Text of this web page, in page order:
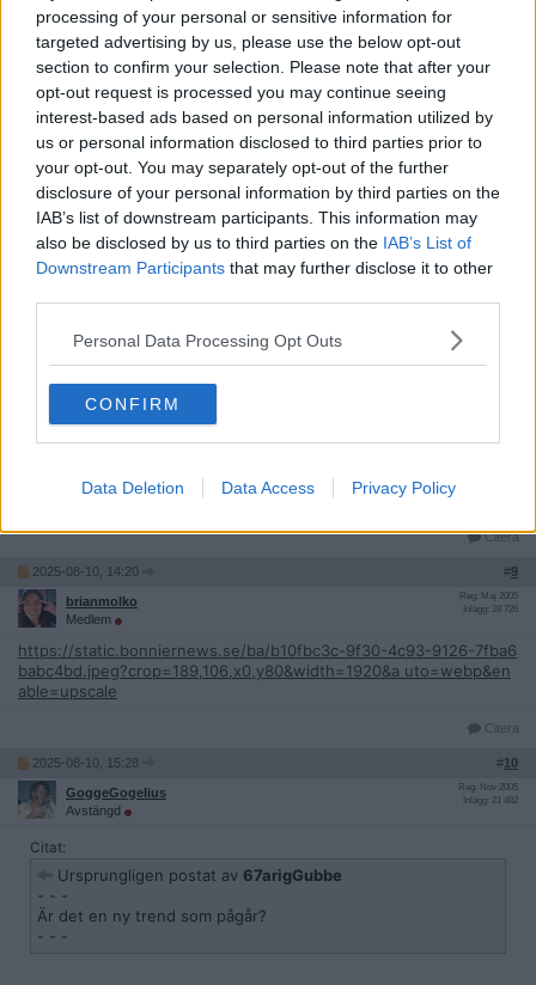
processing of your personal or sensitive information for
targeted advertising by us, please use the below opt-out
section to confirm your selection. Please note that after your
opt-out request is processed you may continue seeing
interest-based ads based on personal information utilized by
us or personal information disclosed to third parties prior to
your opt-out. You may separately opt-out of the further
disclosure of your personal information by third parties on the
IAB’s list of downstream participants. This information may
also be disclosed by us to third parties on the IAB’s List of
Downstream Participants that may further disclose it to other
Personal Data Processing Opt Outs
CONFIRM
Data Deletion Data Access Privacy Policy
Hehe, kanske en ny trend på g måtro?
Folk har väl länge gjort det men kanske har ebbat ut de senaste
20-30 åren för att börja om igen?
Eller är det en slags "protest" mot den ostoppbara invandringen?
2025-08-09, 21:18 #
Carl-Ann von s
Medlem
Inlägg: 13 710
Jaha en trend?! Då kanske jag ska ut och måla mustasch på stan!
jag var liten. Varför inte slå på större och muscha stora grejer nu!
Psoglav
Medlem
är det en ejakulerande balle vid ansiktet som gäller. Viktigt att hålla
på dessa oskrivna regler
Citera
2025-08-10, 14:20 #9
brianmolko
Medlem
Reg: Maj 2005
Inlägg: 28 726
https://static.bonniernews.se/ba/b10fbc3c-9f30-4c93-9126-7fba6
babc4bd.jpeg?crop=189,106,x0,y80&width=1920&a uto=webp&en
able=upscale
Citera
2025-08-10, 15:28 #10
GoggeGogelius
Avstängd
Reg: Nov 2005
Inlägg: 21 482
Citat:
Ursprungligen postat av 67arigGubbe
- - -
Är det en ny trend som pågår?
- - -